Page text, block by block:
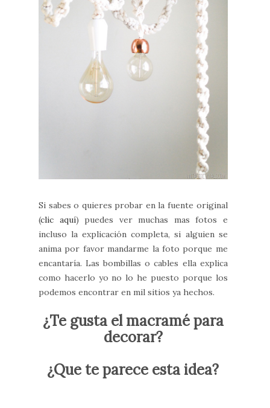
Si sabes o quieres probar en la fuente original
(clic aquí) puedes ver muchas mas fotos e
incluso la explicación completa, si alguien se
anima por favor mandarme la foto porque me
encantaría. Las bombillas o cables ella explica
como hacerlo yo no lo he puesto porque los
podemos encontrar en mil sitios ya hechos.
¿Te gusta el macramé para
decorar?
¿Que te parece esta idea?